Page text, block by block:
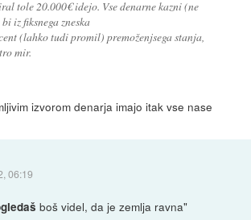
tole 20.000€ idejo. Vse denarne kazni (ne
iz fiksnega zneska
(lahko tudi promil) premoženjsega stanja,
mir.
izvorom denarja imajo itak vse nase
06:19
boš videl, da je zemlja ravna"